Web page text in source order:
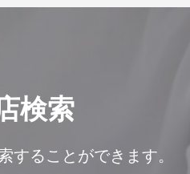
検索
することができます。